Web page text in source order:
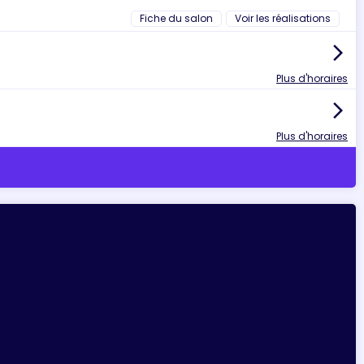
Fiche du salon Voir les réalisations
arrow_forward_ios
Plus d'horaires
arrow_forward_ios
Plus d'horaires